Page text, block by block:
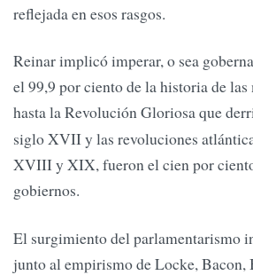
reflejada en esos rasgos.
Reinar implicó imperar, o sea
el 99,9 por ciento de la historia de las
hasta la Revolución Gloriosa que
siglo XVII y las revoluciones
XVIII y XIX, fueron el cien por
gobiernos.
El surgimiento del parlamentarismo
junto al empirismo de Locke, Bacon,